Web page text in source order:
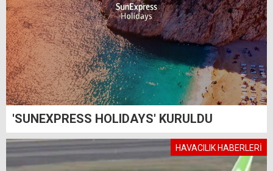
'SUNEXPRESS HOLIDAYS' KURULDU
HAVACILIK HABERLERİ